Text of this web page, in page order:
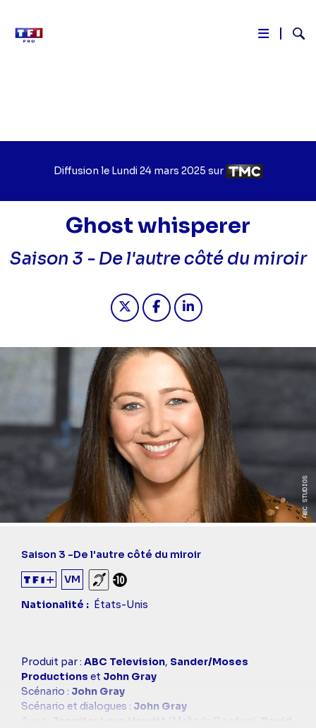
Diffusion le Jour
diffusion
Lundi 24 mars 2025 sur Chaîne
diffusion
Ghost whisperer
Saison 3 -De l'autre côté du miroir
Partager "2025-03-24 09:55 -
Partager "2025-03-24
Saison 3 -De l'autre côté du miroir
VM
Sourds et malentendants
Déconseillé aux -10 ans
Nationalité
États-Unis
Casting
simba
Produit par : ABC Television, Sander/Moses
Productions et John Gray
Scénario : John Gray
Scénario et dialogues : John Gray
Avec :
(Melinda Gordon),